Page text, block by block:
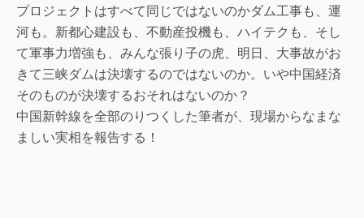
プロジェクトはすべて同じではないのかダム工事も、運
河も。新都心建設も、不動産投機も、ハイテクも、そし
て軍事力増強も、みんな張り子の虎、明日、大事故がお
きて三峡ダムは決壊するのではないのか。いや中国経済
そのものが決壊するおそれはないのか？
中国新幹線を全部のりつくした筆者が、現場からなまな
ましい実相を報告する！